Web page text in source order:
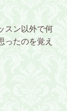
スン以外で何
ったのを覚え